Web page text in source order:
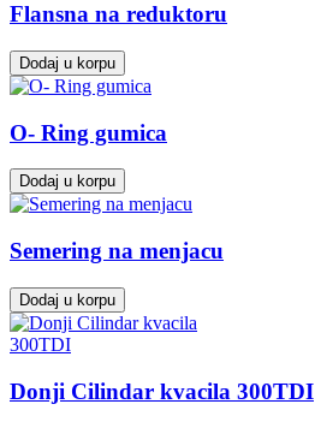
Flansna na reduktoru
Dodaj u korpu
O- Ring gumica
Dodaj u korpu
Semering na menjacu
Dodaj u korpu
Donji Cilindar kvacila 300TDI